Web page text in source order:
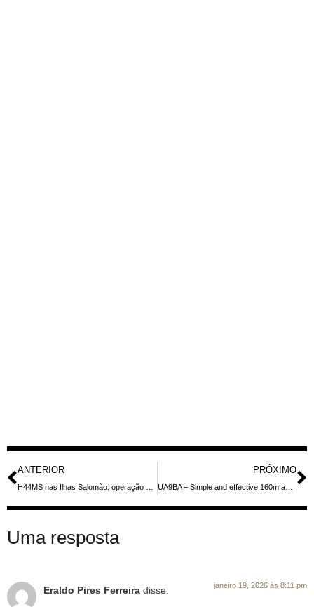
ANTERIOR PRÓXIMO
UA9BA – Simple and effective 160m antennas – Lazy sloper
Uma resposta
Eraldo Pires Ferreira disse: janeiro 19, 2026 às 8:11 pm